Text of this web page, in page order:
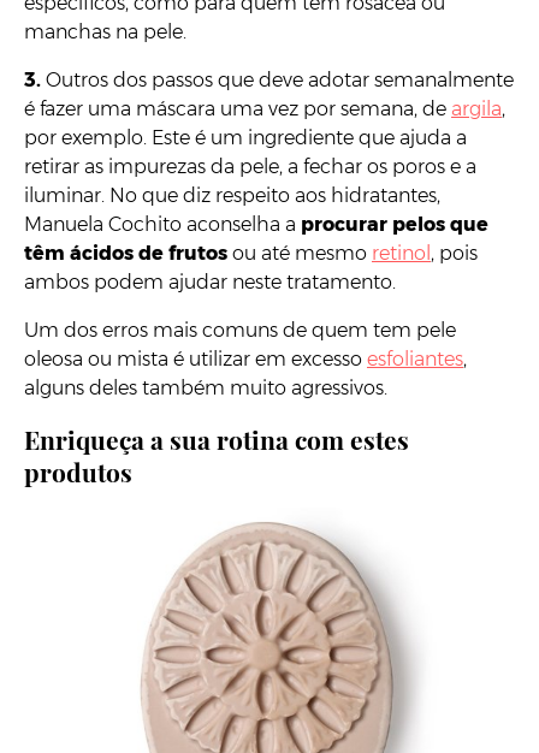
manchas na pele.
3. Outros dos passos que deve adotar semanalmente
é fazer uma máscara uma vez por semana, de argila,
por exemplo. Este é um ingrediente que ajuda a
retirar as impurezas da pele, a fechar os poros e a
iluminar. No que diz respeito aos hidratantes,
Manuela Cochito aconselha a procurar pelos que
têm ácidos de frutos ou até mesmo retinol , pois
ambos podem ajudar neste tratamento.
Um dos erros mais comuns de quem tem pele
oleosa ou mista é utilizar em excesso esfoliantes,
alguns deles também muito agressivos.
Enriqueça a sua rotina com estes
produtos